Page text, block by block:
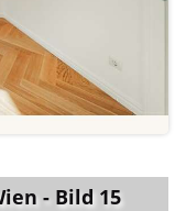
- Bild 15